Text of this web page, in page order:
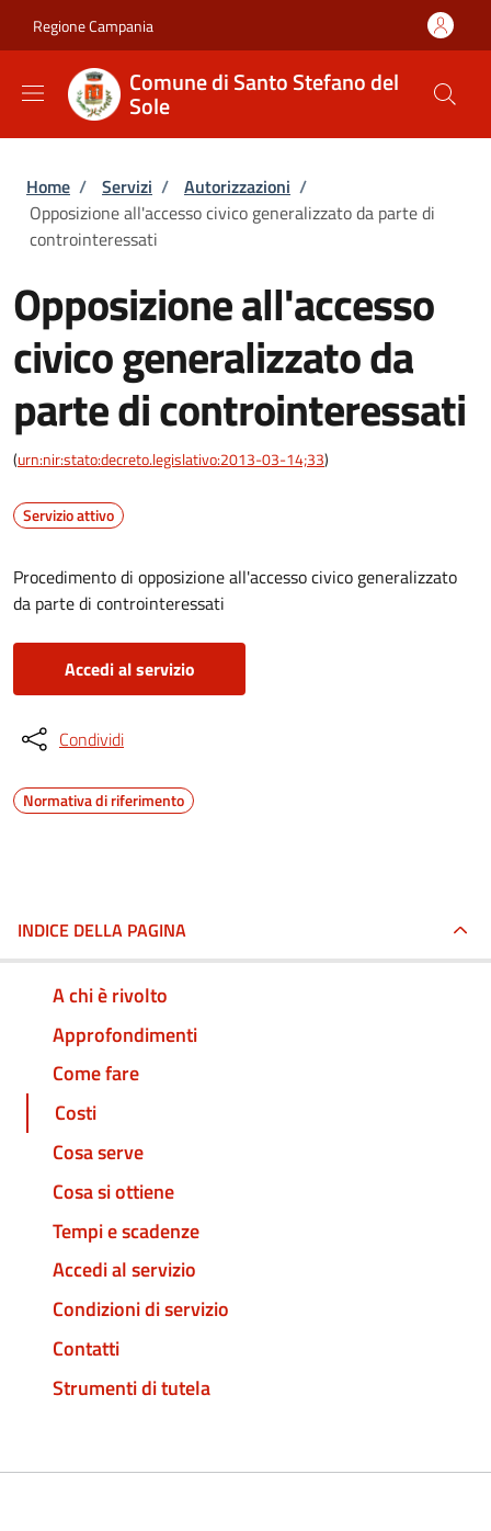
Regione Campania
Comune di Santo Stefano del
Sole
Briciole di pane
Home / Servizi / Autorizzazioni /
Opposizione all'accesso civico generalizzato da parte di
controinteressati
Opposizione all'accesso
civico generalizzato da
parte di controinteressati
(urn:nir:stato:decreto.legislativo:2013-03-14;33)
Servizio attivo
Procedimento di opposizione all'accesso civico generalizzato
da parte di controinteressati
Accedi al servizio
Condividi
Normativa di riferimento
INDICE DELLA PAGINA
A chi è rivolto
Approfondimenti
Come fare
Costi
Cosa serve
Cosa si ottiene
Tempi e scadenze
Accedi al servizio
Condizioni di servizio
Contatti
Strumenti di tutela